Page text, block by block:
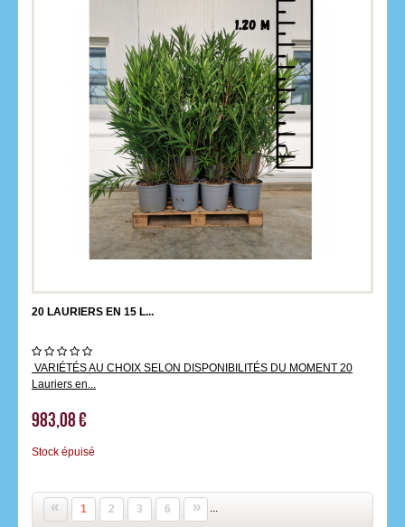
20 LAURIERS EN 15 L...
VARIÉTÉS AU CHOIX SELON DISPONIBILITÉS DU MOMENT 20
Lauriers en...
983,08 €
Stock épuisé
« 1 2 3 6 »